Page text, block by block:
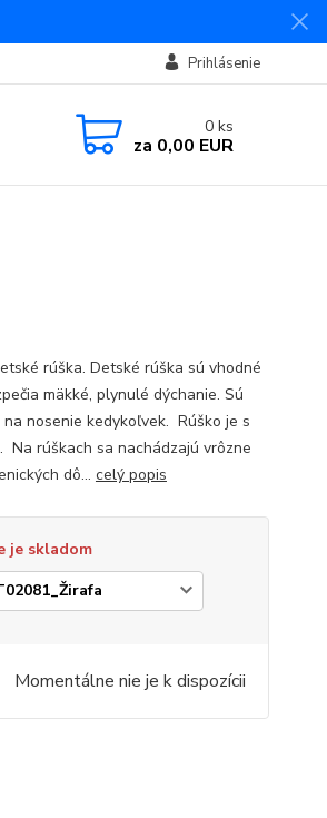
Prihlásenie
0 ks
za 0,00 EUR
rúška. Detské rúška sú vhodné
mäkké, plynulé dýchanie. Sú
nosenie kedykoľvek. Rúško je s
Na rúškach sa nachádzajú vrôzne
dô... celý popis
je skladom
Momentálne nie je k dispozícii